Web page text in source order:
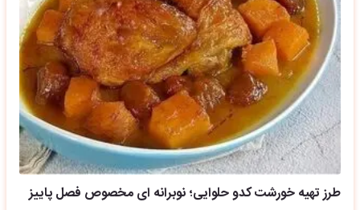
طرز تهیه خورشت کدو حلوایی؛ نوبرانه ای مخصوص فصل پاییز